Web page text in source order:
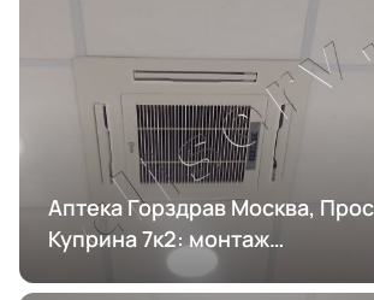
Аптека Горздрав Москва,
Куприна 7к2: монтаж
кондиционирования